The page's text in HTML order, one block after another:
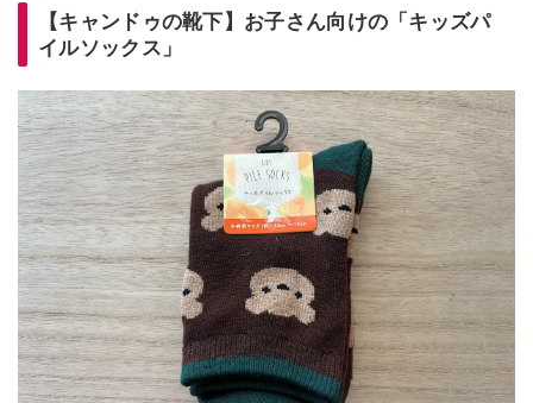
【キャンドゥの靴下】お子さん向けの「キッズパ
イルソックス」